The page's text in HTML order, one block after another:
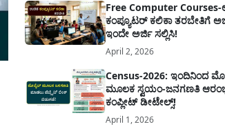
ಸರ್ಕಾರವು ಮಹತ್ವದ ನಿರ್ಧಾರವೊಂದನ್ನು ಕೈಗೊಂಡಿದೆ. ಕಿತ್ತೂರು
ಕಲ್ಯಾಣ ಕರ್ನಾಟಕದ ಒಟ್ಟು 9 ಜಿಲ್ಲೆಗಳಲ್ಲಿ ಏಪ್ರಿಲ್...
Free Computer
ಕಂಪ್ಯೂಟರ್ ಕಲಿಕಾ ತರಬೇತಿಗೆ
ಇಂದೇ ಅರ್ಜಿ ಸಲ್ಲಿಸಿ!
April 2, 2026
Census-2026: ಇಂದಿನಿಂದ
ಮೂಲಕ ಸ್ವಯಂ-ಜನಗಣತಿ
ಕಂಪ್ಲೀಟ್ ಡೀಟೇಲ್ಸ್!
April 1, 2026